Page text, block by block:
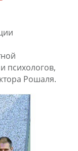
психологов,
Рошаля.